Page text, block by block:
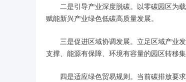
二是引导产业深度脱碳。以零碳园区为
赋能新兴产业绿色低碳高质量发展。
三是促进区域协调发展。立足区域产业
支撑、能源有保障、环境有容量的园区转移
四是适应绿色贸易规则。当前碳排放要